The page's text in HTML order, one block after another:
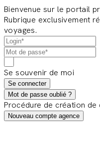
Bienvenue sur le portail
Rubrique exclusivement
voyages.
Se souvenir de moi
Se connecter
Mot de passe oublié ?
Procédure de création de
Nouveau compte agence